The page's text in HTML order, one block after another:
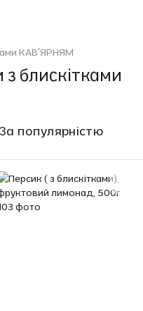
КАВ'ЯРНЯМ
блискітками
За популярністю